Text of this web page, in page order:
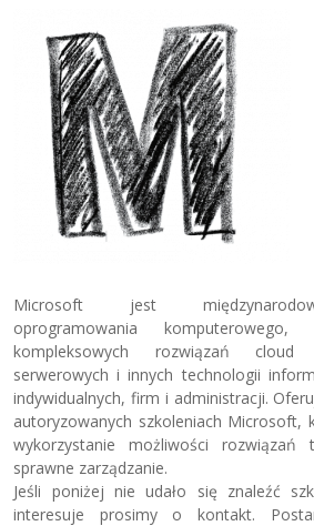
Microsoft jest
oprogramowania
kompleksowych rozwiązań cloud
serwerowych i innych technologii
indywidualnych, firm i administracji.
autoryzowanych szkoleniach Microsoft,
wykorzystanie możliwości
sprawne zarządzanie.
Jeśli poniżej nie udało się znaleźć
interesuje prosimy o kontakt.